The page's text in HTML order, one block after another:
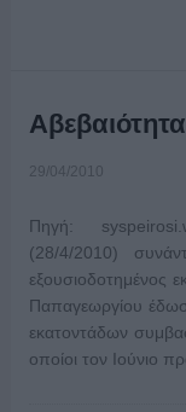
29/04/2010
Πηγή:
(28/4/2010)
Παπαγεωργίου
εκατοντάδων
οποίοι τον Ιούνιο